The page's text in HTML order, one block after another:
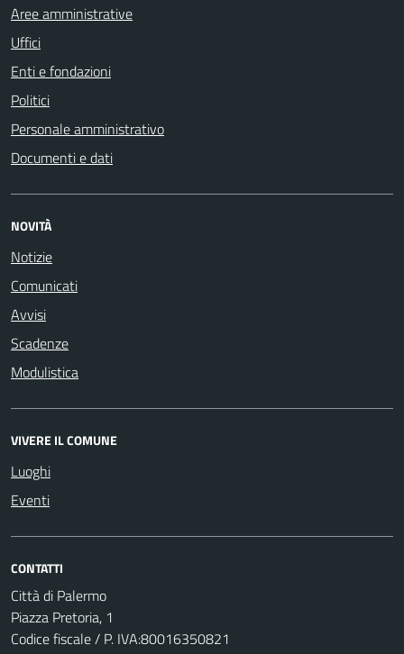
Aree amministrative
Uffici
Enti e fondazioni
Politici
Personale amministrativo
Documenti e dati
NOVITÀ
Notizie
Comunicati
Avvisi
Scadenze
Modulistica
VIVERE IL COMUNE
Luoghi
Eventi
CONTATTI
Città di Palermo
Piazza Pretoria, 1
Codice fiscale / P. IVA:80016350821